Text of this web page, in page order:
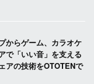
からゲーム、カラオケ
で「いい音」を支える
アの技術をOTOTENで